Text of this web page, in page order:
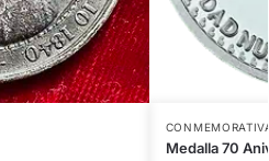
Medalla 70